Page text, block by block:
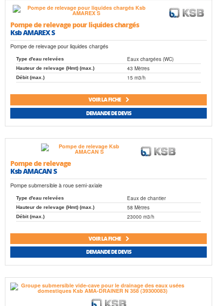
Pompe de relevage pour liquides chargés
Ksb AMAREX S
Pompe de relevage pour liquides chargés
Type d'eau relevées Eaux chargées (WC)
Hauteur de relevage (Hmt) (max.) 43 Mètres
Débit (max.) 15 m3/h
VOIR LA FICHE
DEMANDE DE DEVIS
Pompe de relevage
Ksb AMACAN S
Pompe submersible à roue semi-axiale
Type d'eau relevées Eaux de chantier
Hauteur de relevage (Hmt) (max.) 58 Mètres
Débit (max.) 23000 m3/h
VOIR LA FICHE
DEMANDE DE DEVIS